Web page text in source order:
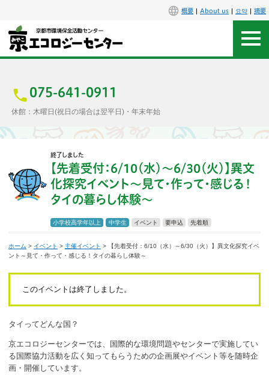
概要 About us 요약 摘要
075-641-0911
休館：木曜日(祝日の場合は翌平日)・年末年始
アクセス
施設案内
エコセンで楽しもう
講座
ボランティア
一般の方
終了しました
【先着受付：6/10（水）〜6/30（火）】異文
化探究イベント〜見て・作って・感じる！
タイの暮らし体験〜
小学校高学年以上 中学生 イベント 要申込 先着順
ホーム > イベント > 主催イベント > 【先着受付：6/10（水）～6/30（火）】異文化探究イベ
ント～見て・作って・感じる！タイの暮らし体験～
このイベントは終了しました。
タイってどんな国？
京エコロジーセンターでは、国際的な環境問題やセンターで実施してい
る国際協力活動を広く知ってもらうための企画展やイベント等を随時企
画・開催しています。